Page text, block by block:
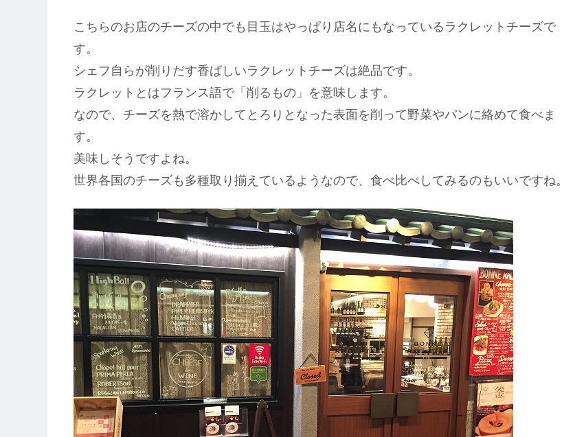
こちらのお店のチーズの中でも目玉はやっぱり店名にもなっているラクレットチーズで
す。
シェフ自らが削りだす香ばしいラクレットチーズは絶品です。
ラクレットとはフランス語で「削るもの」を意味します。
なので、チーズを熱で溶かしてとろりとなった表面を削って野菜やパンに絡めて食べま
す。
美味しそうですよね。
世界各国のチーズも多種取り揃えているようなので、食べ比べしてみるのもいいですね。